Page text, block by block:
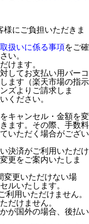
様にご負担いただきま
扱いに係る事項をご確
い。
けます。
してお支払い用バーコ
ます（楽天市場の指示
ズよりご請求しま
ください。
キャンセル・金額を変
ます。その際、手数料
いただく場合がござい
決済がご利用いただけ
更をご案内いたしま
変更いただけない場
ルいたします。
利用いただけません。
だけません。
が国外の場合、後払い